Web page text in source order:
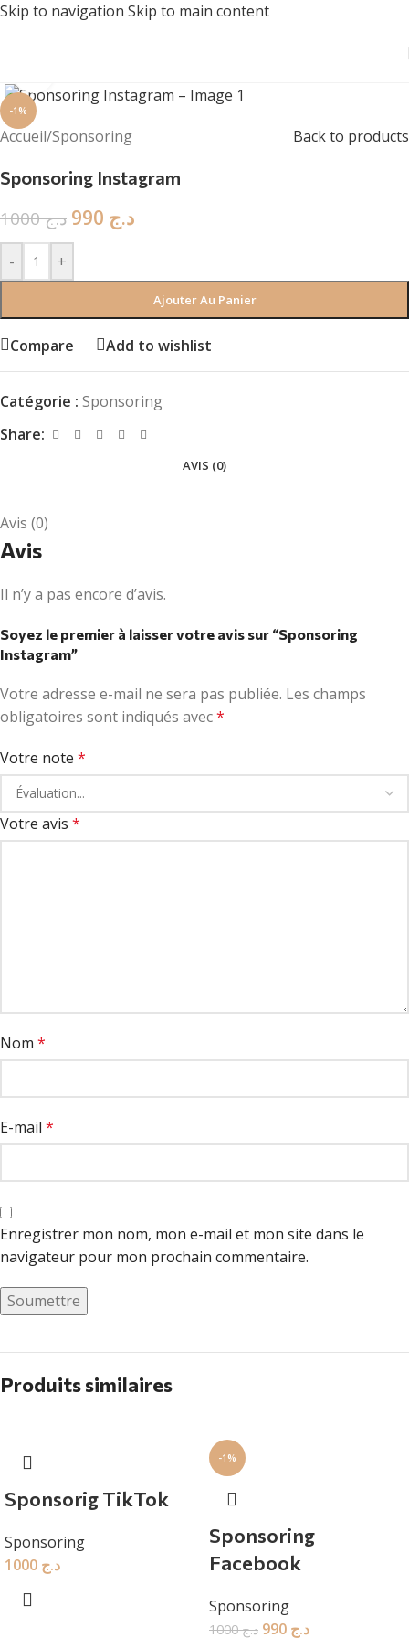
Skip to navigation Skip to main content
-1%
Accueil/Sponsoring Back to products
Sponsoring Instagram
د.ج1000 د.ج
- +
Ajouter Au Panier
Compare Add to wishlist
Catégorie : Sponsoring
Share:
AVIS (0)
Avis (0)
Avis
Il n’y a pas encore d’avis.
Soyez le premier à laisser votre avis sur “Sponsoring
Instagram”
Votre adresse e-mail ne sera pas publiée. Les champs
obligatoires sont indiqués avec*
Votre note *
Votre avis *
Nom *
E-mail *
Enregistrer mon nom, mon e-mail et mon site dans le
navigateur pour mon prochain commentaire.
Produits similaires
Sponsorig TikTok
Sponsoring
د.ج
-1%
Sponsoring
Facebook
Sponsoring
د.ج1000 د.ج